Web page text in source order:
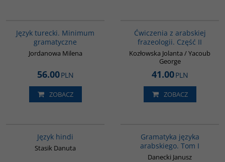
Język turecki. Minimum
gramatyczne
Jordanowa Milena
56.00PLN
ZOBACZ
Ćwiczenia z arabskiej
frazeologii. Część II
Kozłowska Jolanta / Yacoub
George
41.00PLN
ZOBACZ
Język hindi
Stasik Danuta
Gramatyka języka
arabskiego. Tom I
Danecki Janusz